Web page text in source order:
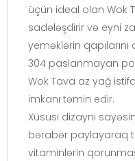
üçün ideal olan Wok
sadələşdirir və eyni
yeməklərin qapılarını
304 paslanmayan
Wok Tava az yağ
imkanı təmin edir.
Xüsusi dizaynı
bərabər paylayaraq
vitaminlərin